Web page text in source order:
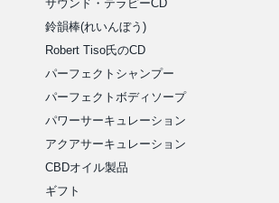
サウンド・テラピーCD
鈴韻棒(れいんぼう)
Robert Tiso氏のCD
パーフェクトシャンプー
パーフェクトボディソープ
パワーサーキュレーション
アクアサーキュレーション
CBDオイル製品
ギフト